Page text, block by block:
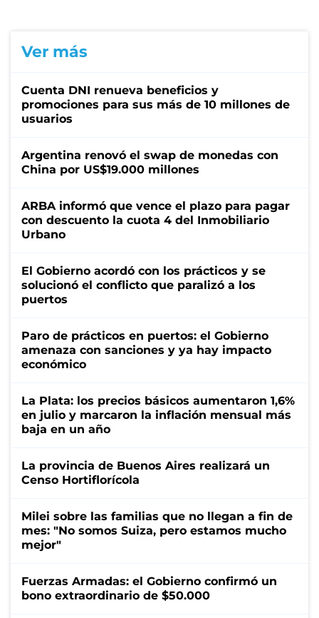
Ver más
Cuenta DNI renueva beneficios y
promociones para sus más de 10 millones de
usuarios
Argentina renovó el swap de monedas con
China por US$19.000 millones
ARBA informó que vence el plazo para pagar
con descuento la cuota 4 del Inmobiliario
Urbano
El Gobierno acordó con los prácticos y se
solucionó el conflicto que paralizó a los
puertos
Paro de prácticos en puertos: el Gobierno
amenaza con sanciones y ya hay impacto
económico
La Plata: los precios básicos aumentaron 1,6%
en julio y marcaron la inflación mensual más
baja en un año
La provincia de Buenos Aires realizará un
Censo Hortiflorícola
Milei sobre las familias que no llegan a fin de
mes: "No somos Suiza, pero estamos mucho
mejor"
Fuerzas Armadas: el Gobierno confirmó un
bono extraordinario de $50.000